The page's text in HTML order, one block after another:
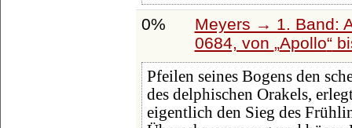
0%
Meyers → 1. Band:
0684, von Apollo
Pfeilen seines Bogens den
des delphischen Orakels,
eigentlich den Sieg des